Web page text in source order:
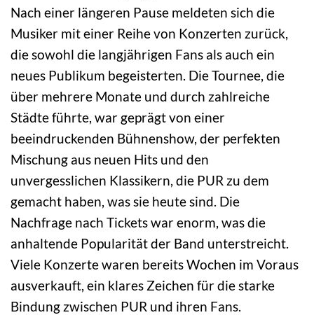
Nach einer längeren Pause meldeten sich die
Musiker mit einer Reihe von Konzerten zurück,
die sowohl die langjährigen Fans als auch ein
neues Publikum begeisterten. Die Tournee, die
über mehrere Monate und durch zahlreiche
Städte führte, war geprägt von einer
beeindruckenden Bühnenshow, der perfekten
Mischung aus neuen Hits und den
unvergesslichen Klassikern, die PUR zu dem
gemacht haben, was sie heute sind. Die
Nachfrage nach Tickets war enorm, was die
anhaltende Popularität der Band unterstreicht.
Viele Konzerte waren bereits Wochen im Voraus
ausverkauft, ein klares Zeichen für die starke
Bindung zwischen PUR und ihren Fans.